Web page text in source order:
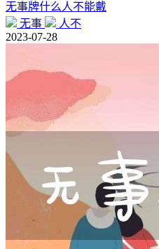
无事牌什么人不能戴
无事
人不
2023-07-28